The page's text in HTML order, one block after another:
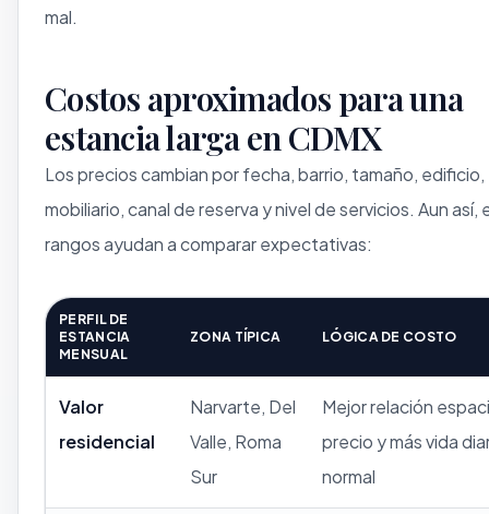
mal.
Costos aproximados para una
estancia larga en CDMX
Los precios cambian por fecha, barrio, tamaño, edificio,
mobiliario, canal de reserva y nivel de servicios. Aun así,
rangos ayudan a comparar expectativas:
PERFIL DE
ESTANCIA
MENSUAL
ZONA TÍPICA LÓGICA DE COSTO
Valor
residencial
Narvarte, Del
Valle, Roma
Sur
Mejor relación
precio y más vida
normal